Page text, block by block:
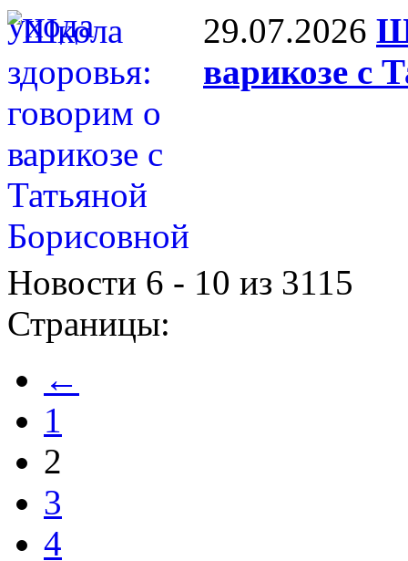
29.07.2026
варикозе с
Новости 6 - 10 из 3115
Страницы:
←
1
2
3
4